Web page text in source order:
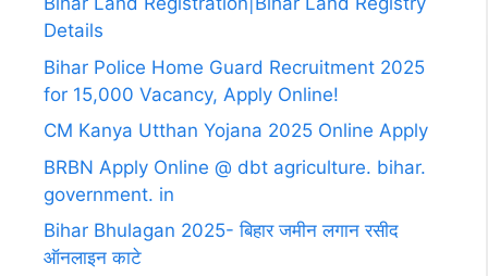
Details
Bihar Police Home Guard Recruitment 2025
for 15,000 Vacancy, Apply Online!
CM Kanya Utthan Yojana 2025 Online Apply
BRBN Apply Online @ dbt agriculture. bihar.
government. in
Bihar Bhulagan 2025- बिहार जमीन लगान रसीद
ऑनलाइन काटे